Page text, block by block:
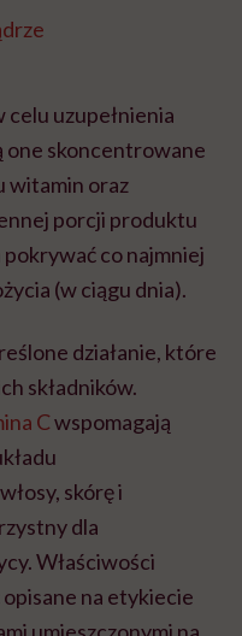
uzupełnienia
skoncentrowane
witamin oraz
porcji produktu
co najmniej
(w ciągu dnia).
działanie, które
składników.
Cwspomagają
skórę i
dla
Właściwości
na etykiecie